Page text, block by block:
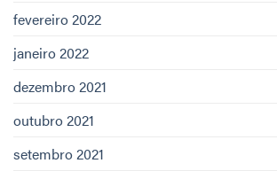
fevereiro 2022
janeiro 2022
dezembro 2021
outubro 2021
setembro 2021